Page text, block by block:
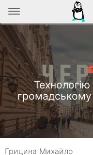
громадському
Грицина Михайло